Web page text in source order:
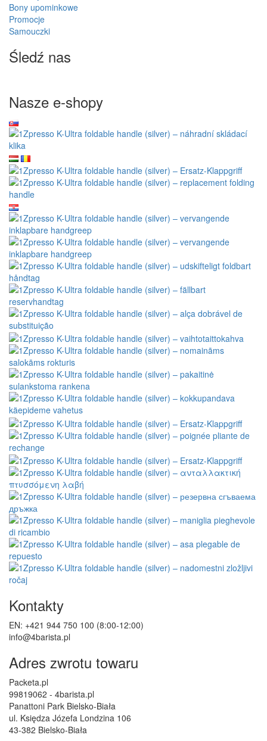
Bony upominkowe
Promocje
Samouczki
Śledź nas
Nasze e-shopy
Kontakty
EN: +421 944 750 100 (8:00-12:00)
info@4barista.pl
Adres zwrotu towaru
Packeta.pl
99819062 - 4barista.pl
Panattoni Park Bielsko-Biała
ul. Księdza Józefa Londzina 106
43-382 Bielsko-Biała